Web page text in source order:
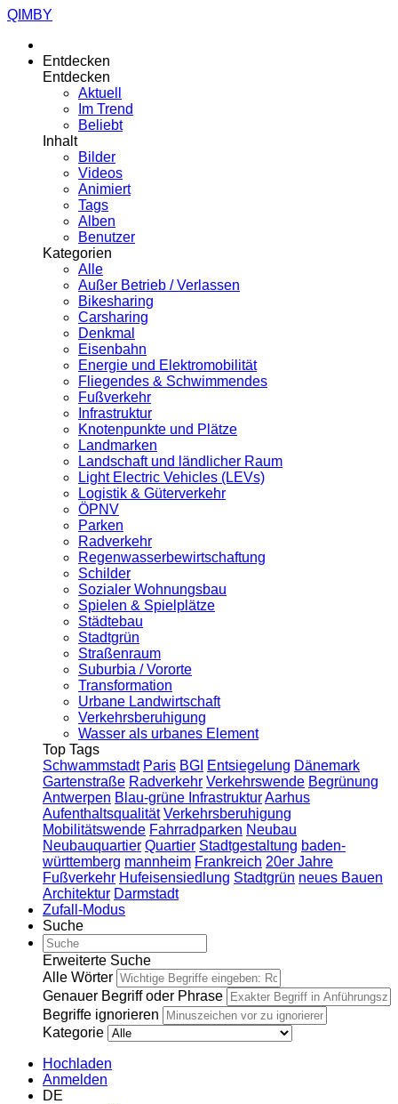
QIMBY
Entdecken
Entdecken
Aktuell
Im Trend
Beliebt
Inhalt
Bilder
Videos
Animiert
Tags
Alben
Benutzer
Kategorien
Alle
Außer Betrieb / Verlassen
Bikesharing
Carsharing
Denkmal
Eisenbahn
Energie und Elektromobilität
Fliegendes & Schwimmendes
Fußverkehr
Infrastruktur
Knotenpunkte und Plätze
Landmarken
Landschaft und ländlicher Raum
Light Electric Vehicles (LEVs)
Logistik & Güterverkehr
ÖPNV
Parken
Radverkehr
Regenwasserbewirtschaftung
Schilder
Sozialer Wohnungsbau
Spielen & Spielplätze
Städtebau
Stadtgrün
Straßenraum
Suburbia / Vororte
Transformation
Urbane Landwirtschaft
Verkehrsberuhigung
Wasser als urbanes Element
Top Tags
Schwammstadt Paris BGI Entsiegelung Dänemark
Gartenstraße Radverkehr Verkehrswende Begrünung
Antwerpen Blau-grüne InfrastrukturAarhus
Aufenthaltsqualität Verkehrsberuhigung
Mobilitätswende Fahrradparken Neubau
Neubauquartier Quartier Stadtgestaltung baden-
württemberg mannheim Frankreich 20er Jahre
Fußverkehr Hufeisensiedlung Stadtgrün neues Bauen
Architektur Darmstadt
Zufall-Modus
Suche
Erweiterte Suche
Alle Wörter
Genauer Begriff oder Phrase
Begriffe ignorieren
Kategorie
Hochladen
Anmelden
DE